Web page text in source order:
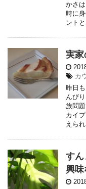
かさ
時に
ント
実家
カ
昨日
んび
族問
カイ
えら
すん
興味